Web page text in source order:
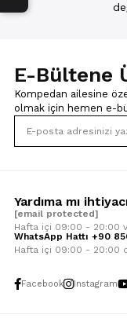
E-Bültene
Kompedan ailesine
olmak için hemen e-
Yardıma mı
[email protected]
Hafta içi 09:00 - 20:00
WhatsApp Hattı +90
Hafta içi 09:00 - 20:00
Facebook Instagram